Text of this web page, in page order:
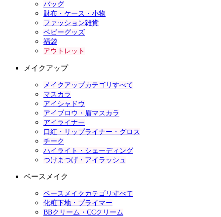
バッグ
財布・ケース・小物
ファッション雑貨
ベビーグッズ
福袋
アウトレット
メイクアップ
メイクアップカテゴリすべて
マスカラ
アイシャドウ
アイブロウ・眉マスカラ
アイライナー
口紅・リップライナー・グロス
チーク
ハイライト・シェーディング
つけまつげ・アイラッシュ
ベースメイク
ベースメイクカテゴリすべて
化粧下地・プライマー
BBクリーム・CCクリーム